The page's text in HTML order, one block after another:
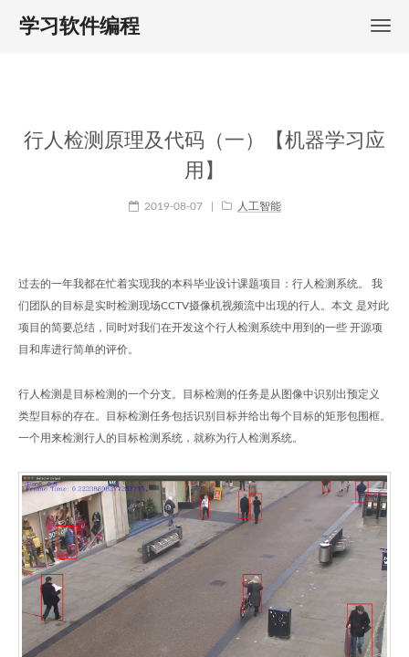
学习软件编程
行人检测原理及代码（一）【机器学习应
用】
2019-08-07 人工智能
过去的一年我都在忙着实现我的本科毕业设计课题项目：行人检测系统。 我
们团队的目标是实时检测现场CCTV摄像机视频流中出现的行人。本文 是对此
项目的简要总结，同时对我们在开发这个行人检测系统中用到的一些 开源项
目和库进行简单的评价。
行人检测是目标检测的一个分支。目标检测的任务是从图像中识别出预定义
类型目标的存在。目标检测任务包括识别目标并给出每个目标的矩形包围框。
一个用来检测行人的目标检测系统，就称为行人检测系统。